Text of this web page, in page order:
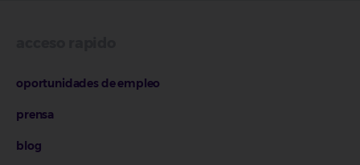
oportunidades de empleo
prensa
blog